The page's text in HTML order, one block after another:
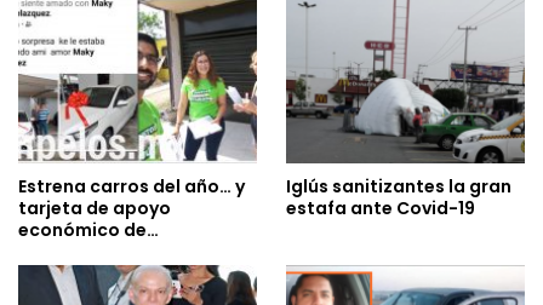
Estrena carros del año… y
tarjeta de apoyo
económico de…
Iglús sanitizantes la gran
estafa ante Covid-19